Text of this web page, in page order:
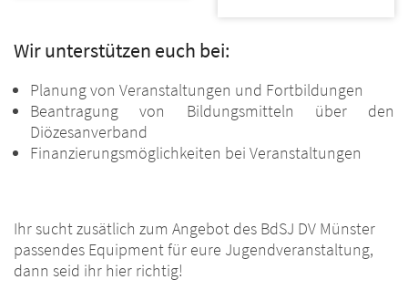
Wir unterstützen euch bei:
Planung von Veranstaltungen und Fortbildungen
Beantragung von Bildungsmitteln über den
Diözesanverband
Finanzierungsmöglichkeiten bei Veranstaltungen
Ihr sucht zusätlich zum Angebot des BdSJ DV Münster
passendes Equipment für eure Jugendveranstaltung,
dann seid ihr hier richtig!